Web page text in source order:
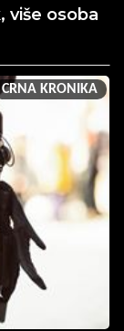
više osoba
CRNA KRONIKA